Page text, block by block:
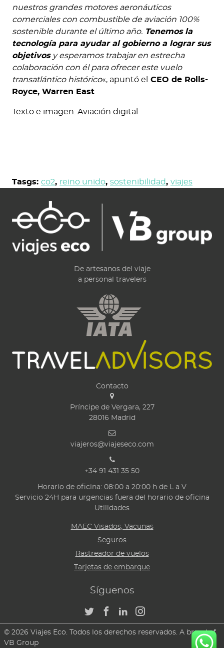
nuestros grandes motores aeronáuticos
comerciales con combustible de aviación 100%
sostenible durante el último año. Tenemos la
tecnología para ayudar al gobierno a lograr sus
objetivos y esperamos trabajar en estrecha
colaboración con él para ofrecer este vuelo
transatlántico histórico«, apuntó el
CEO de Rolls-
Royce, Warren East
Texto e imagen: Aviación digital
Tasgs: co2, reino unido, sostenibilidad, viajes
De artesanos del viaje
a personal travelers
Contacto
Príncipe de Vergara, 227
28016 Madrid
viajeros@viajeseco.com
+34 91 431 35 50
Horario de oficina: 08:00 a 20:00 h de L a V
Servicio 24H para urgencias fuera del horario de oficina
Utilidades
MAEC Visados, Vacunas
Seguros
Rastreador de vuelos
Tarjetas de embarque
Síguenos
© 2026 Viajes Eco. Todos los derechos reservados. A brand of
VB Group